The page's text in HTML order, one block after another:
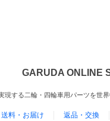
GARUDA ONLINE
現する二輪・四輪車用パーツを世
送料・お届け 返品・交換